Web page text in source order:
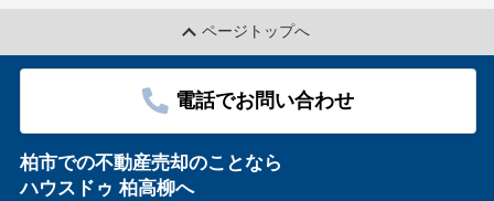
ページトップへ
電話でお問い合わせ
柏市での不動産売却のことなら
ハウスドゥ 柏高柳へ